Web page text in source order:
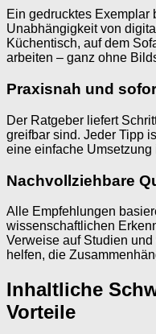
Ein gedrucktes Exemplar
Unabhängigkeit von
Küchentisch, auf dem
arbeiten – ganz ohne
Praxisnah und
Der Ratgeber liefert
greifbar sind. Jeder Tipp
eine einfache Umsetzung
Nachvollziehbare
Alle Empfehlungen
wissenschaftlichen
Verweise auf Studien
helfen, die
Inhaltliche
Vorteile